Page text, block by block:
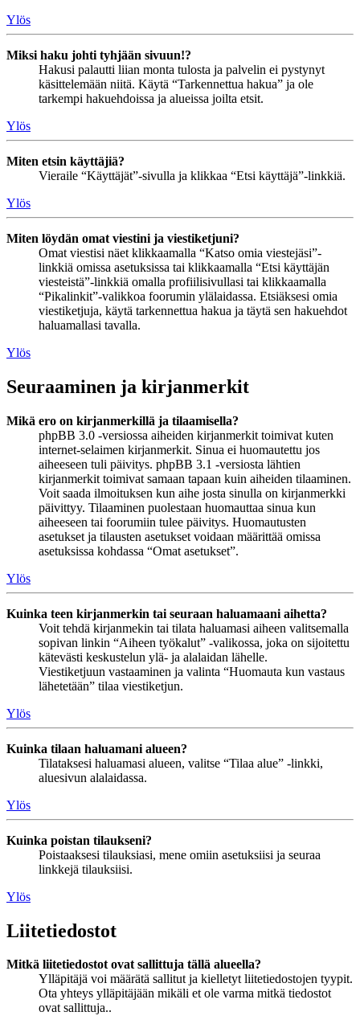
Ylös
Miksi haku johti tyhjään sivuun!?
Hakusi palautti liian monta tulosta ja palvelin ei pystynyt
käsittelemään niitä. Käytä “Tarkennettua hakua” ja ole
tarkempi hakuehdoissa ja alueissa joilta etsit.
Ylös
Miten etsin käyttäjiä?
Vieraile “Käyttäjät”-sivulla ja klikkaa “Etsi käyttäjä”-linkkiä.
Ylös
Miten löydän omat viestini ja viestiketjuni?
Omat viestisi näet klikkaamalla “Katso omia viestejäsi”-
linkkiä omissa asetuksissa tai klikkaamalla “Etsi käyttäjän
viesteistä”-linkkiä omalla profiilisivullasi tai klikkaamalla
“Pikalinkit”-valikkoa foorumin ylälaidassa. Etsiäksesi omia
viestiketjuja, käytä tarkennettua hakua ja täytä sen hakuehdot
haluamallasi tavalla.
Ylös
Seuraaminen ja kirjanmerkit
Mikä ero on kirjanmerkillä ja tilaamisella?
phpBB 3.0 -versiossa aiheiden kirjanmerkit toimivat kuten
internet-selaimen kirjanmerkit. Sinua ei huomautettu jos
aiheeseen tuli päivitys. phpBB 3.1 -versiosta lähtien
kirjanmerkit toimivat samaan tapaan kuin aiheiden tilaaminen.
Voit saada ilmoituksen kun aihe josta sinulla on kirjanmerkki
päivittyy. Tilaaminen puolestaan huomauttaa sinua kun
aiheeseen tai foorumiin tulee päivitys. Huomautusten
asetukset ja tilausten asetukset voidaan määrittää omissa
asetuksissa kohdassa “Omat asetukset”.
Ylös
Kuinka teen kirjanmerkin tai seuraan haluamaani aihetta?
Voit tehdä kirjanmekin tai tilata haluamasi aiheen valitsemalla
sopivan linkin “Aiheen työkalut” -valikossa, joka on sijoitettu
kätevästi keskustelun ylä- ja alalaidan lähelle.
Viestiketjuun vastaaminen ja valinta “Huomauta kun vastaus
lähetetään” tilaa viestiketjun.
Ylös
Kuinka tilaan haluamani alueen?
Tilataksesi haluamasi alueen, valitse “Tilaa alue” -linkki,
aluesivun alalaidassa.
Ylös
Kuinka poistan tilaukseni?
Poistaaksesi tilauksiasi, mene omiin asetuksiisi ja seuraa
linkkejä tilauksiisi.
Ylös
Liitetiedostot
Mitkä liitetiedostot ovat sallittuja tällä alueella?
Ylläpitäjä voi määrätä sallitut ja kielletyt liitetiedostojen tyypit.
Ota yhteys ylläpitäjään mikäli et ole varma mitkä tiedostot
ovat sallittuja..